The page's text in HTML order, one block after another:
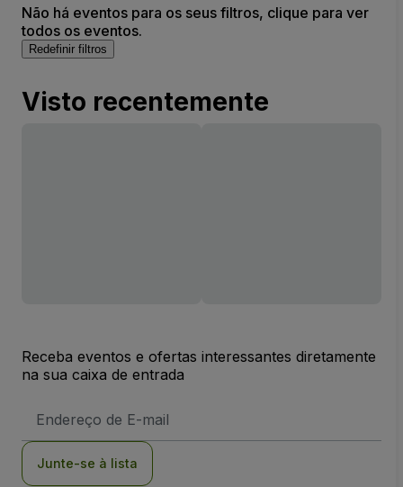
Não há eventos para os seus filtros, clique para ver
todos os eventos.
Redefinir filtros
Visto recentemente
Receba eventos e ofertas interessantes diretamente
na sua caixa de entrada
de
Junte-se à lista